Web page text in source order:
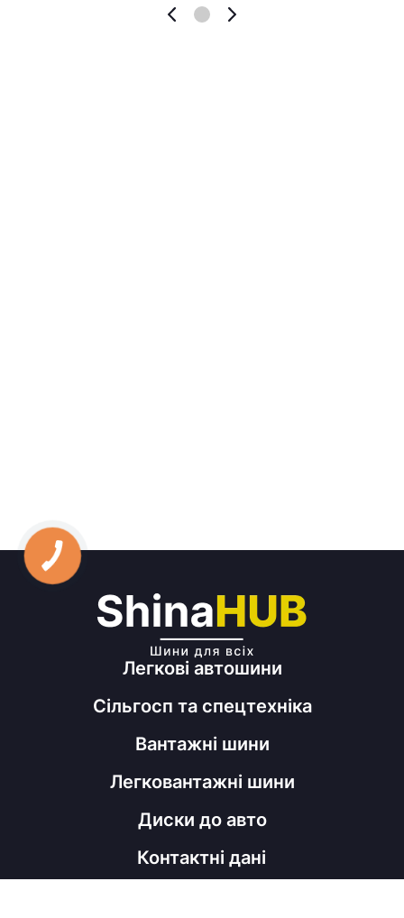
Легкові автошини
Сільгосп та спецтехніка
Вантажні шини
Легковантажні шини
Диски до авто
Контактні дані